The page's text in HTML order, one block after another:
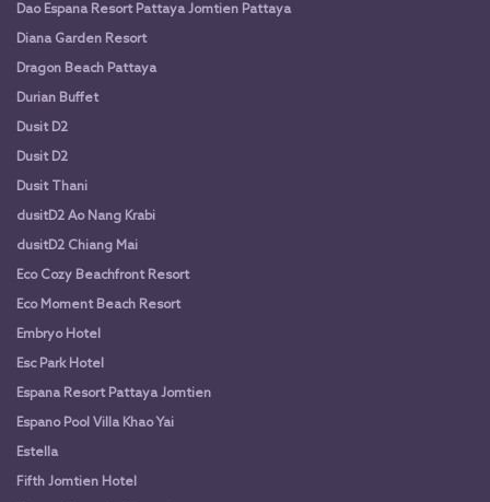
Dao Espana Resort Pattaya Jomtien Pattaya
Diana Garden Resort
Dragon Beach Pattaya
Durian Buffet
Dusit D2
Dusit D2
Dusit Thani
dusitD2 Ao Nang Krabi
dusitD2 Chiang Mai
Eco Cozy Beachfront Resort
Eco Moment Beach Resort
Embryo Hotel
Esc Park Hotel
Espana Resort Pattaya Jomtien
Espano Pool Villa Khao Yai
Estella
Fifth Jomtien Hotel